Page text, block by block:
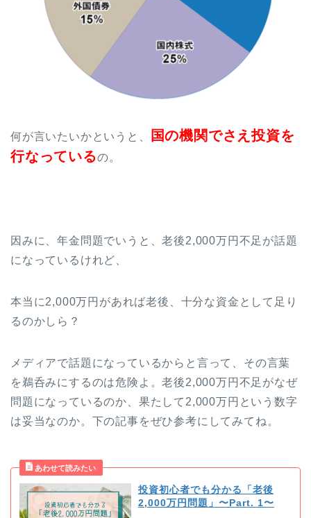
何が言いたいかというと、
国の機関でさえ投資を
行なっているの。
因みに、年金問題でいうと、老後2,000万円不足が話題
になっているけれど、
本当に2,000万円があれば老後、十分な資金として足り
るのかしら？
メディアで話題になっているからと言って、その言葉
を鵜呑みにするのは危険よ。老後2,000万円不足がなぜ
問題になっているのか、果たして2,000万円という数字
は妥当なのか。下の記事をぜひ参考にしてみてね。
投資初心者でも分かる「老後
2,000万円問題」〜Part. 1〜